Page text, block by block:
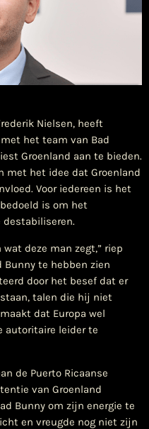
Nielsen, heeft
het team van Bad
Groenland aan te bieden.
met het idee dat Groenland
Voor iedereen is het
is om het
deze man zegt,” riep
Bunny te hebben zien
door het besef dat er
talen die hij niet
dat Europa wel
autoritaire leider te
de Puerto Ricaanse
van Groenland
Bunny om zijn energie te
en vreugde nog niet zijn